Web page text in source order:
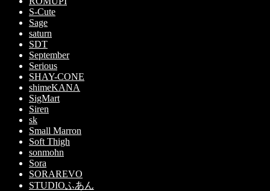
S-Cute
Sage
saturn
SDT
September
Serious
SHAY-CONE
shimeKANA
SigMart
Siren
sk
Small Marron
Soft Thigh
sonmohn
Sora
SORAREVO
STUDIOふあん